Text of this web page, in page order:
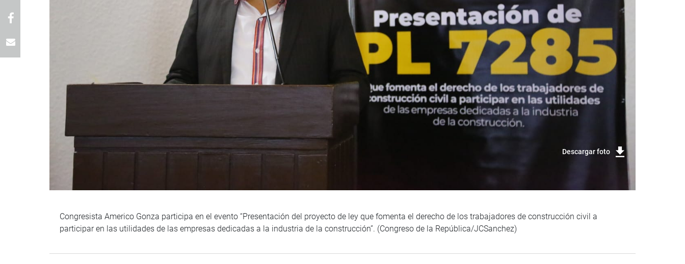
Descargar foto
Congresista Americo Gonza participa en el evento “Presentación del proyecto de ley que fomenta el derecho de los trabajadores de construcción civil a
participar en las utilidades de las empresas dedicadas a la industria de la construcción”. (Congreso de la República/JCSanchez)